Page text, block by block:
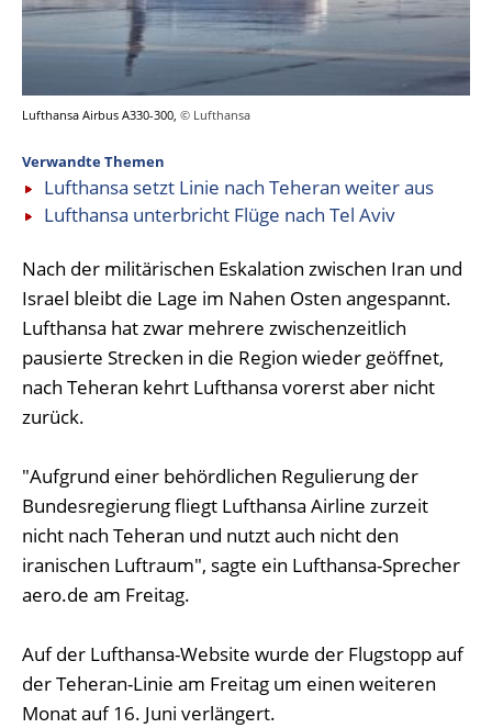
Lufthansa Airbus A330-300, © Lufthansa
Verwandte Themen
Lufthansa setzt Linie nach Teheran weiter aus
Lufthansa unterbricht Flüge nach Tel Aviv
Nach der militärischen Eskalation zwischen Iran und
Israel bleibt die Lage im Nahen Osten angespannt.
Lufthansa hat zwar mehrere zwischenzeitlich
pausierte Strecken in die Region wieder geöffnet,
nach Teheran kehrt Lufthansa vorerst aber nicht
zurück.
"Aufgrund einer behördlichen Regulierung der
Bundesregierung fliegt Lufthansa Airline zurzeit
nicht nach Teheran und nutzt auch nicht den
iranischen Luftraum", sagte ein Lufthansa-Sprecher
aero.de am Freitag.
Auf der Lufthansa-Website wurde der Flugstopp auf
der Teheran-Linie am Freitag um einen weiteren
Monat auf 16. Juni verlängert.